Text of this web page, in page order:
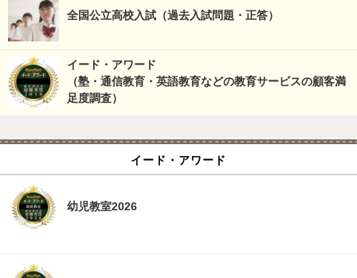
全国公立高校入試（過去入試問題・正答）
イード・アワード
（塾・通信教育・英語教育などの教育サービスの顧客満
足度調査）
イード・アワード
幼児教室2026